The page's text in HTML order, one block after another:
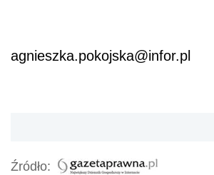
agnieszka.pokojska@infor.pl
Źródło: